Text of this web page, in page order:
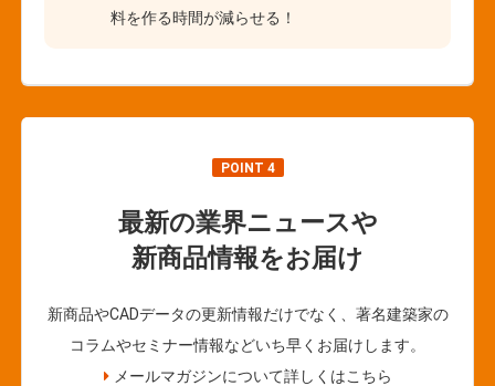
料を作る時間が減らせる！
POINT 4
最新の業界ニュースや
新商品情報をお届け
新商品やCADデータの更新情報だけでなく、著名建築家の
コラムやセミナー情報などいち早くお届けします。
メールマガジンについて詳しくはこちら